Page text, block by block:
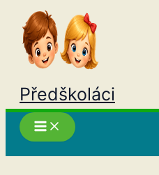
Přeskočit
obsah
Předškoláci